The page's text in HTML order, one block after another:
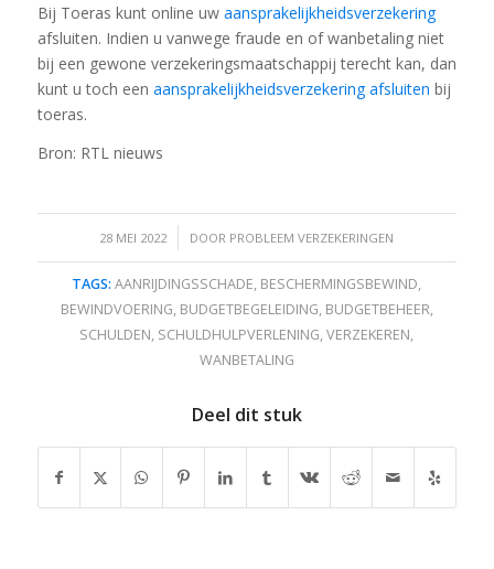
Bij Toeras kunt online uw aansprakelijkheidsverzekering
afsluiten. Indien u vanwege fraude en of wanbetaling niet
bij een gewone verzekeringsmaatschappij terecht kan, dan
kunt u toch een aansprakelijkheidsverzekering afsluiten bij
toeras.
Bron: RTL nieuws
28 MEI 2022
/ DOOR PROBLEEM VERZEKERINGEN
TAGS: AANRIJDINGSSCHADE, BESCHERMINGSBEWIND,
BEWINDVOERING, BUDGETBEGELEIDING, BUDGETBEHEER,
SCHULDEN, SCHULDHULPVERLENING,VERZEKEREN,
WANBETALING
Deel dit stuk